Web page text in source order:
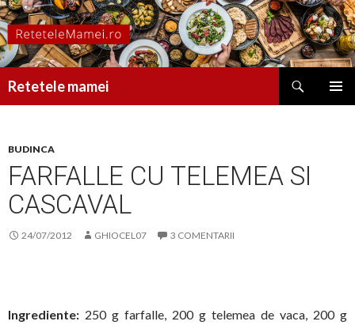
Retetele mamei
BUDINCA
FARFALLE CU TELEMEA SI
CASCAVAL
24/07/2012 GHIOCEL07 3 COMENTARII
Ingrediente: 250 g farfalle, 200 g telemea de vaca, 200 g